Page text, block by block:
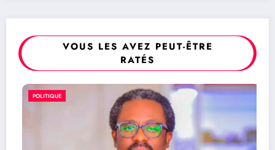
VOUS LES AVEZ PEUT-ÊTRE
RATÉS
POLITIQUE